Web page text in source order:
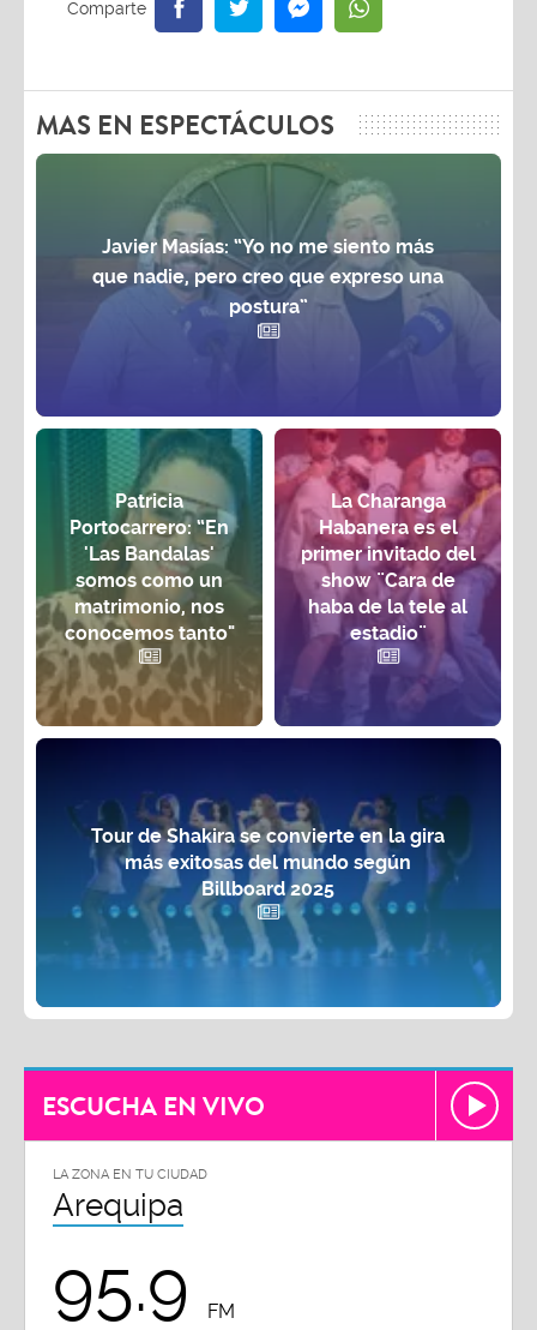
MAS EN ESPECTÁCULOS
Javier Masías: “Yo no me siento más
que nadie, pero creo que expreso una
postura”
Patricia
Portocarrero: “En
'Las Bandalas'
somos como un
matrimonio, nos
conocemos tanto"
La Charanga
Habanera es el
primer invitado del
show ¨Cara de
haba de la tele al
estadio¨
Tour de Shakira se convierte en la gira
más exitosas del mundo según
Billboard 2025
ESCUCHA EN VIVO
LA ZONA EN TU CIUDAD
Arequipa
95.9 FM